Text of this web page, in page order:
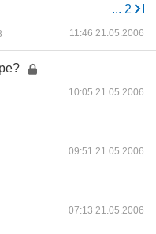
... 2
11:46 21.05.2006
10:05 21.05.2006
09:51 21.05.2006
07:13 21.05.2006